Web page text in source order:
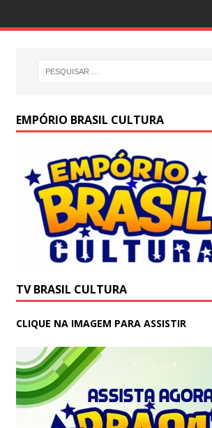
EMPÓRIO BRASIL CULTURA
TV BRASIL CULTURA
CLIQUE NA IMAGEM PARA ASSISTIR